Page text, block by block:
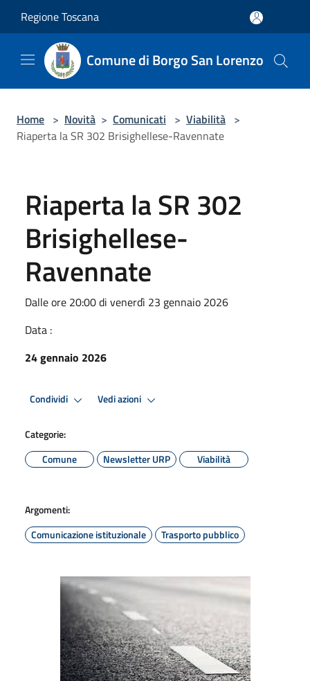
Regione Toscana
Comune di Borgo San Lorenzo
Home > Novità > Comunicati > Viabilità >
Riaperta la SR 302 Brisighellese-Ravennate
Riaperta la SR 302
Brisighellese-
Ravennate
Dalle ore 20:00 di venerdì 23 gennaio 2026
Data :
24 gennaio 2026
Condividi Vedi azioni
Categorie:
Comune
Newsletter URP Viabilità
Argomenti:
Comunicazione istituzionale
Trasporto pubblico